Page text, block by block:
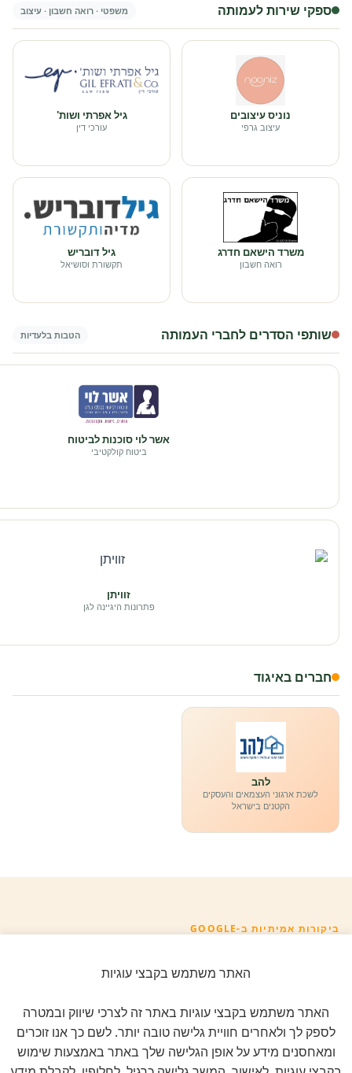
ספקי שירות לעמותה משפטי · רואה חשבון · עיצוב
נוניס עיצובים
עיצוב גרפי
גיל אפרתי ושות'
עורכי דין
משרד הישאם חדרג
רואה חשבון
גיל דובריש
תקשורת וסושיאל
שותפי הסדרים לחברי העמותה הטבות בלעדיות
אשר לוי סוכנות לביטוח
ביטוח קולקטיבי
זוויתן
פתרונות היגיינה לגן
חברים באיגוד
להב
לשכת ארגוני העצמאים והעסקים
הקטנים בישראל
ביקורות אמיתיות ב-GOOGLE
לכל הביקורות ב-Google
האתר משתמש בקבצי עוגיות
האתר משתמש בקבצי עוגיות באתר זה לצרכי שיווק ובמטרה
לספק לך ולאחרים חוויית גלישה טובה יותר. לשם כך אנו זוכרים
ומאחסנים מידע על אופן הגלישה שלך באתר באמצעות שימוש